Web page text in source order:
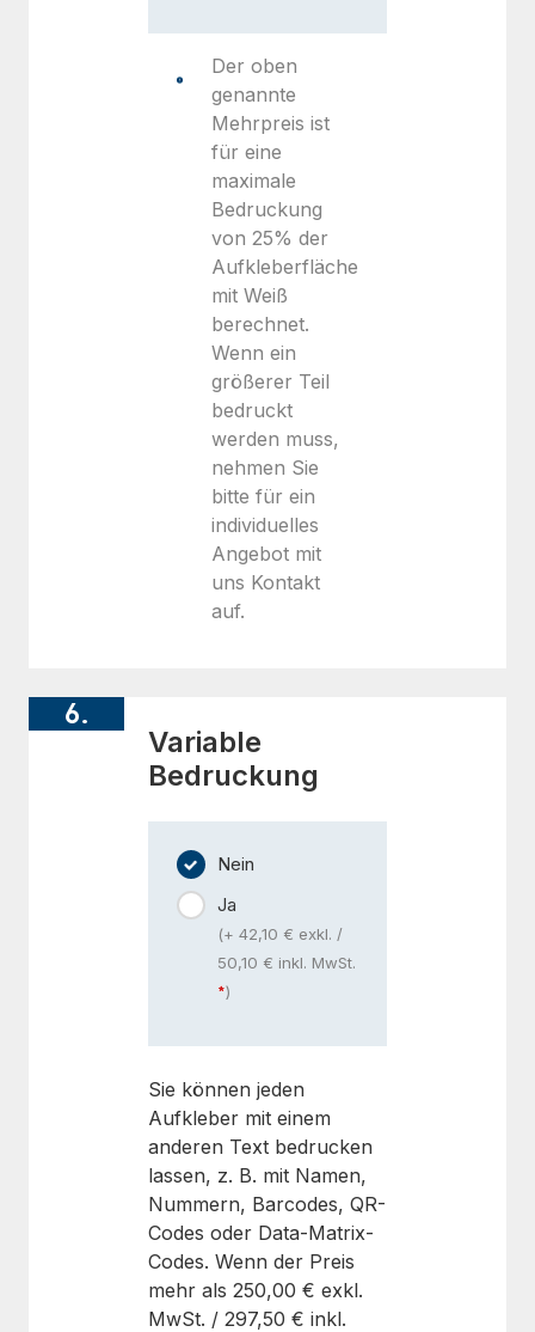
Der oben
genannte
Mehrpreis ist
für eine
maximale
Bedruckung
von 25% der
Aufkleberfläche
mit Weiß
berechnet.
Wenn ein
größerer Teil
bedruckt
werden muss,
nehmen Sie
bitte für ein
individuelles
Angebot mit
uns Kontakt
auf.
6.
Variable
Bedruckung
Nein
Ja
(+ 42,10 € exkl. /
50,10 € inkl. MwSt.
)
Sie können jeden
Aufkleber mit einem
anderen Text bedrucken
lassen, z. B. mit Namen,
Nummern, Barcodes, QR-
Codes oder Data-Matrix-
Codes. Wenn der Preis
mehr als 250,00 € exkl.
MwSt. / 297,50 € inkl.